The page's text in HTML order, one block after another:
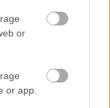
or
or app.
és a szerkezeti